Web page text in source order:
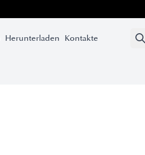
Herunterladen Kontakte